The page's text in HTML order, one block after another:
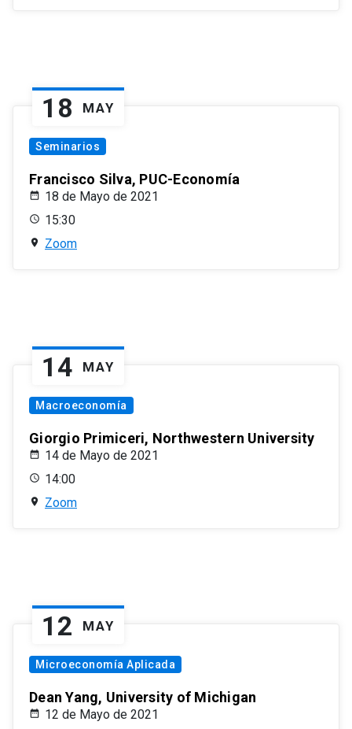
18 MAY
Seminarios
Francisco Silva, PUC-Economía
18 de Mayo de 2021
15:30
Zoom
14 MAY
Macroeconomía
Giorgio Primiceri, Northwestern University
14 de Mayo de 2021
14:00
Zoom
12 MAY
Microeconomía Aplicada
Dean Yang, University of Michigan
12 de Mayo de 2021